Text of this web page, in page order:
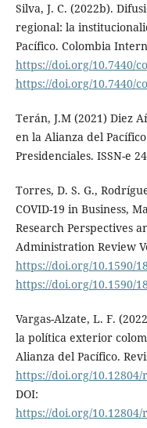
Silva, J. C. (2022b).
regional: la
Pacífico. Colombia
https://doi.org/10.7440/
https://doi.org/10.7440/
Terán, J.M (2021) Diez
en la Alianza del
Presidenciales. ISSN-e
Torres, D. S. G.,
COVID-19 in Business,
Research Perspectives
Administration Review
https://doi.org/10.1590/
https://doi.org/10.1590/
Vargas-Alzate, L. F.
la política exterior
Alianza del Pacífico.
https://doi.org/
DOI:
https://doi.org/